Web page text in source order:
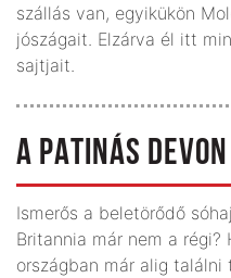
szállás van, egyikükön
jószágait. Elzárva él itt
sajtjait.
A PATINÁS DEVON
Ismerős a beletörődő
Britannia már nem a
országban már alig találni